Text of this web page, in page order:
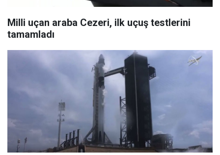
Milli uçan araba Cezeri, ilk uçuş testlerini
tamamladı